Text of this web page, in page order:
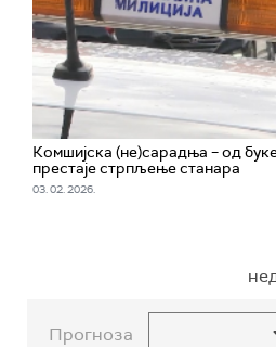
Комшијска (не)сарадња – од
престаје стрпљење станара
03. 02. 2026.
Прогноза